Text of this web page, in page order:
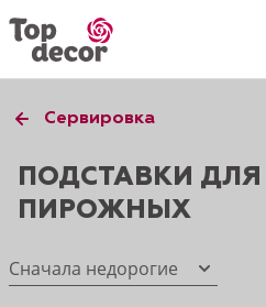
Сервировка
ПОДСТАВКИ ДЛЯ
ПИРОЖНЫХ
Сначала недорогие